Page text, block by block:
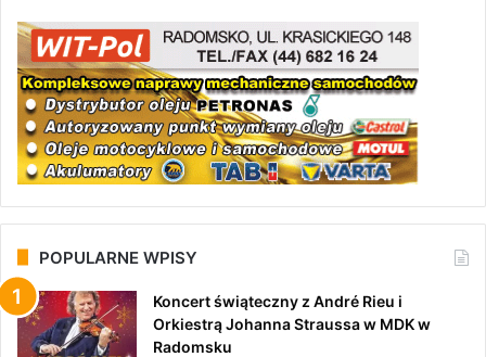
POPULARNE WPISY
Koncert świąteczny z André Rieu i
Orkiestrą Johanna Straussa w MDK w
Radomsku